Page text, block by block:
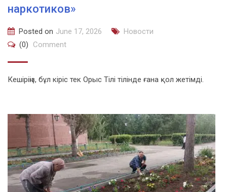
наркотиков»
Posted on June 17, 2026
Новости
(0)
Comment
Кешіріңіз, бұл кіріс тек Орыс Тілі тілінде ғана қол жетімді.